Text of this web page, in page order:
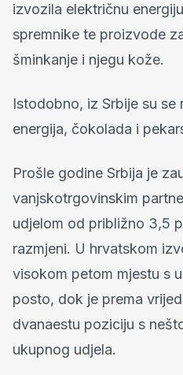
izvozila električnu
spremnike te proizvode
šminkanje i njegu kože.
Istodobno, iz Srbije su
energija, čokolada i
Prošle godine Srbija je
vanjskotrgovinskim
udjelom od približno 3,5
razmjeni. U hrvatskom
visokom petom mjestu s
posto, dok je prema
dvanaestu poziciju s
ukupnog udjela.